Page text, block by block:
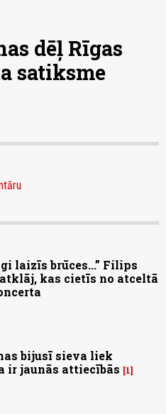
dēļ Rīgas
satiksme
laizīs brūces...” Filips
kas cietīs no atceltā
bijusī sieva liek
ir jaunās attiecībās
1